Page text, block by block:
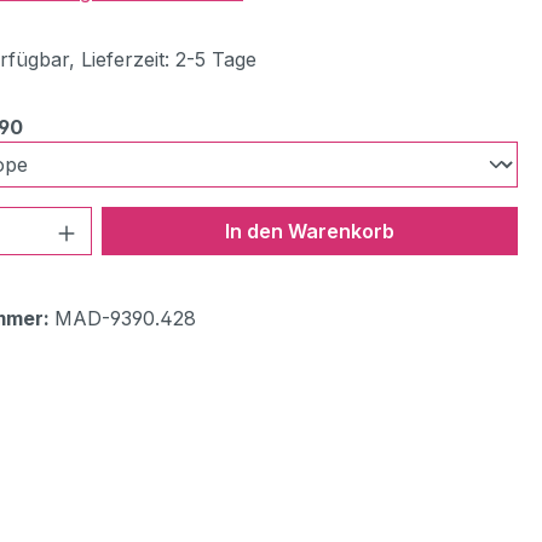
Lieferzeit: 2-5 Tage
auswählen
Anzahl: Gib den gewünschten Wert
In den Warenkorb
MAD-9390.428